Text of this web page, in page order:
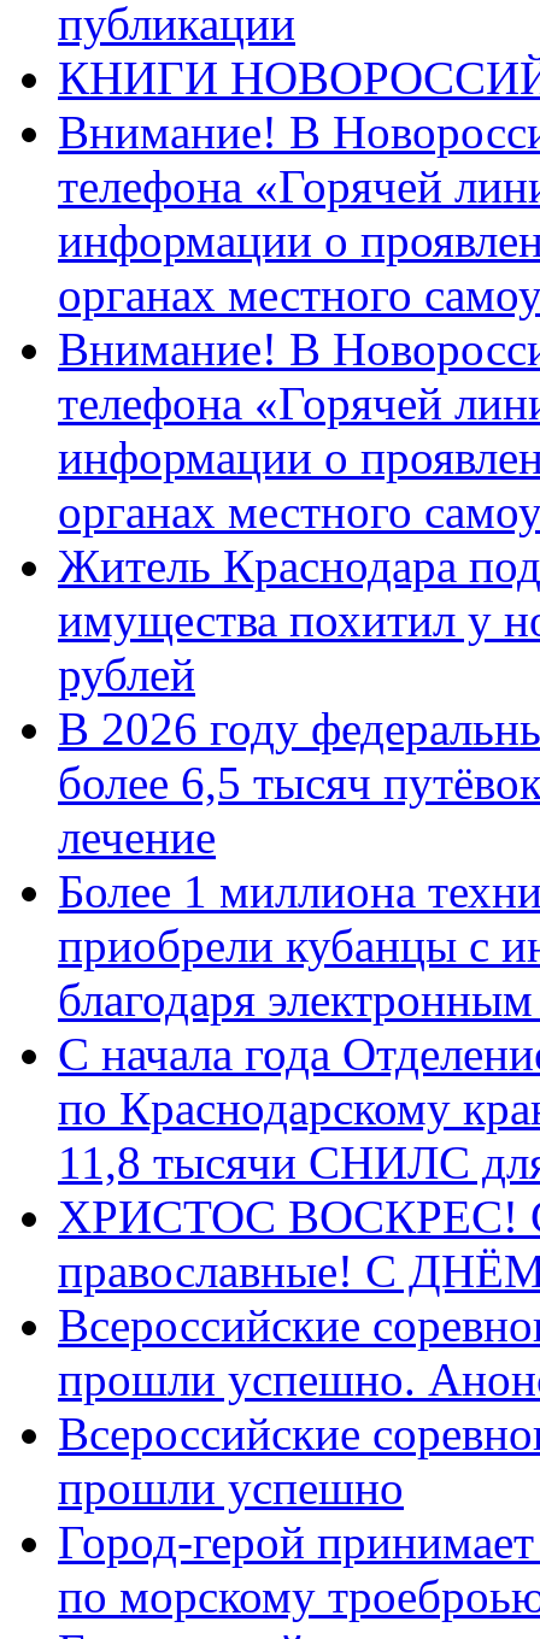
публикации
КНИГИ
Внимание! В
телефона «Горячей
информации о
органах местного
Внимание! В
телефона «Горячей
информации о
органах местного
Житель Краснодара
имущества похитил у
рублей
В 2026 году
более 6,5 тысяч
лечение
Более 1 миллиона
приобрели кубанцы с
благодаря
С начала года
по Краснодарскому
11,8 тысячи СНИЛС
ХРИСТОС ВОСКРЕС! С
православные! C
Всероссийские
прошли успешно.
Всероссийские
прошли успешно
Город-герой
по морскому